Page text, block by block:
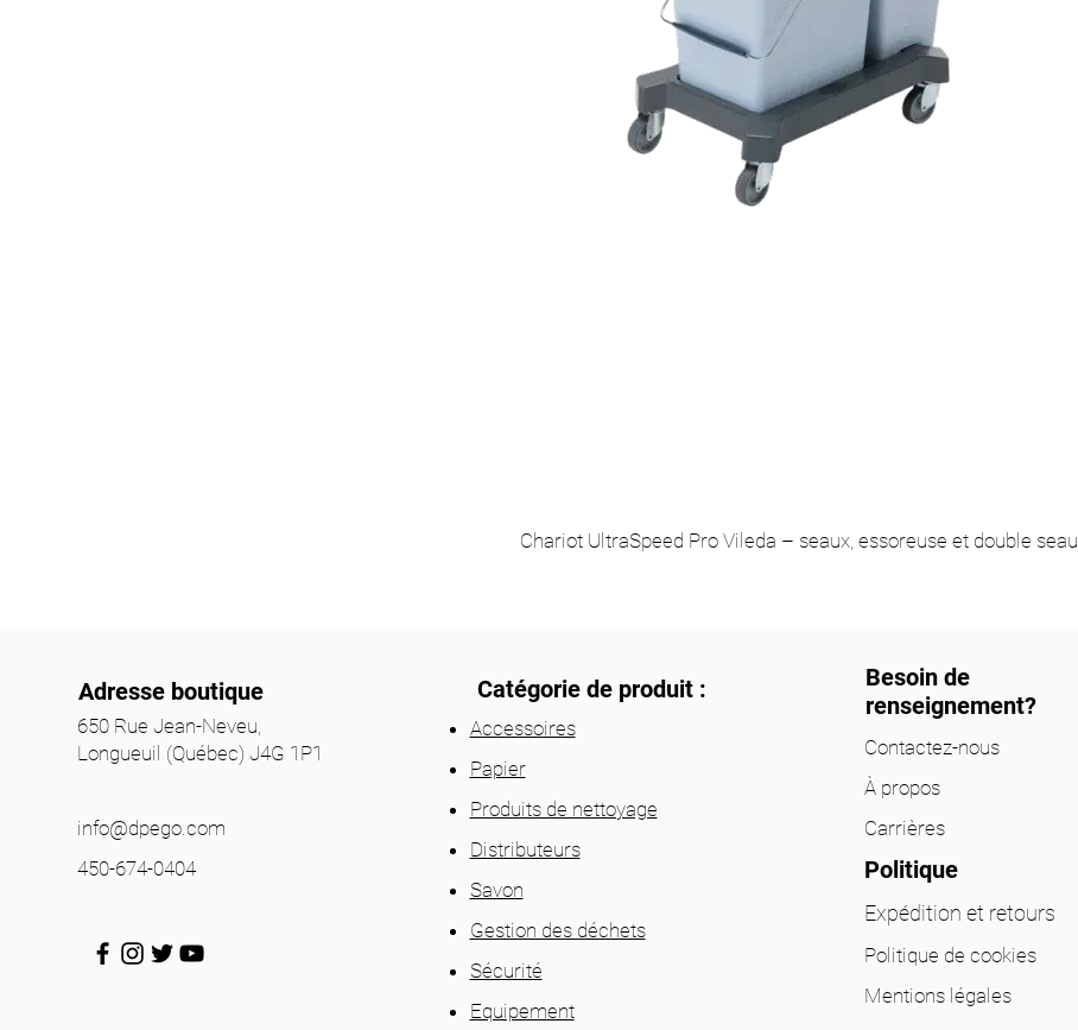
Chariot UltraSpeed Pro Vileda – seaux, essoreuse et double seau
Adresse boutique
650 Rue Jean-Neveu,
Longueuil (Québec) J4G 1P1
info@dpego.com
450-674-0404
Catégorie de produit :
Accessoires
Papier
Produits de nettoyage
Distributeurs
Savon
Gestion des déchets
Sécurité
Equipement
Besoin de
renseignement?
Contactez-nous
À propos
Carrières
Politique
Expédition et retours
Politique de cookies
Mentions légales